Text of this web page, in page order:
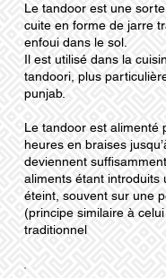
Le tandoor est une
cuite en forme de jarre
enfoui dans le sol.
Il est utilisé dans la
tandoori, plus
punjab.
Le tandoor est alimenté
heures en braises
deviennent
aliments étant introduits
éteint, souvent sur une
(principe similaire à
traditionnel